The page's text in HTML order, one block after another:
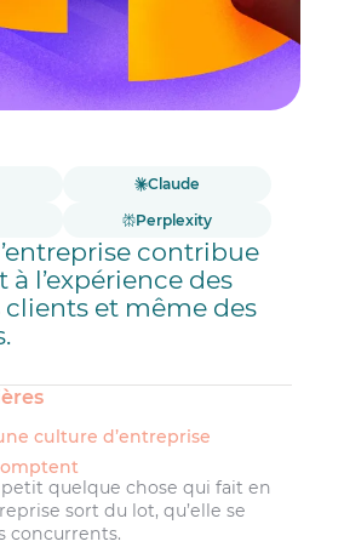
Claude
Perplexity
contribue
l’expérience des
clients et même des
culture d’entreprise
petit quelque chose qui fait en
sort du lot, qu’elle se
concurrents.